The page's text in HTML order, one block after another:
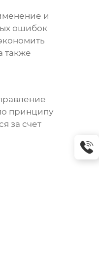
и
ошибок
также
принципу
за счет